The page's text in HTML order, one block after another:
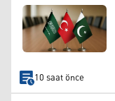
10 saat önce